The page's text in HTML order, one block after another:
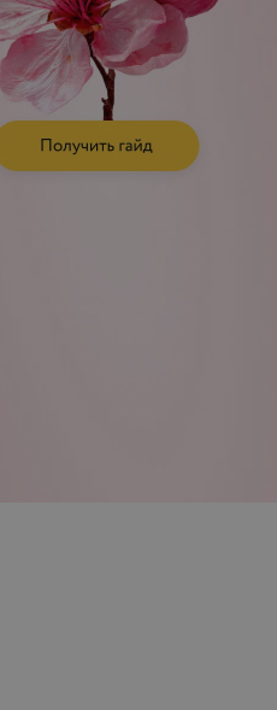
УНП 191700409
г. Минск, улица Толбухина, 2,